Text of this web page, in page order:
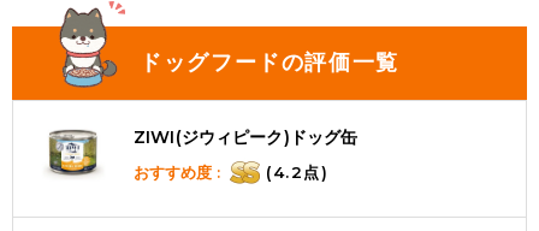
ドッグフードの評価一覧
ZIWI(ジウィピーク)ドッグ缶
おすすめ度 : (4.2点)